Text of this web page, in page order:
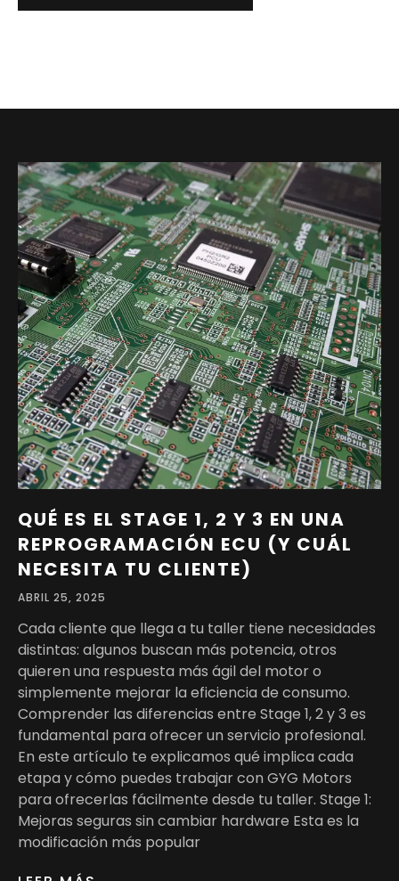
QUÉ ES EL STAGE 1, 2 Y 3 EN UNA
REPROGRAMACIÓN ECU (Y CUÁL
NECESITA TU CLIENTE)
ABRIL 25, 2025
Cada cliente que llega a tu taller tiene necesidades
distintas: algunos buscan más potencia, otros
quieren una respuesta más ágil del motor o
simplemente mejorar la eficiencia de consumo.
Comprender las diferencias entre Stage 1, 2 y 3 es
fundamental para ofrecer un servicio profesional.
En este artículo te explicamos qué implica cada
etapa y cómo puedes trabajar con GYG Motors
para ofrecerlas fácilmente desde tu taller. Stage 1:
Mejoras seguras sin cambiar hardware Esta es la
modificación más popular